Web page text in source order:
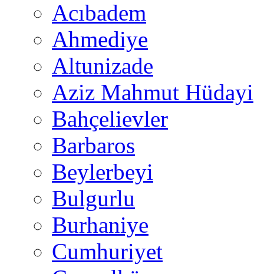
Acıbadem
Ahmediye
Altunizade
Aziz Mahmut Hüdayi
Bahçelievler
Barbaros
Beylerbeyi
Bulgurlu
Burhaniye
Cumhuriyet